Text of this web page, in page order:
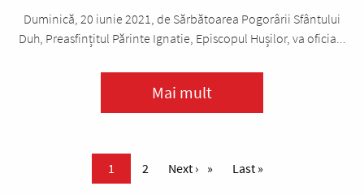
Duminică, 20 iunie 2021, de Sărbătoarea Pogorârii Sfântului
Duh, Preasfințitul Părinte Ignatie, Episcopul Hușilor, va oficia...
Mai mult
Pagina curentă
1 Page
2 Pagina următoare
Next › Ultima pagină
Last »